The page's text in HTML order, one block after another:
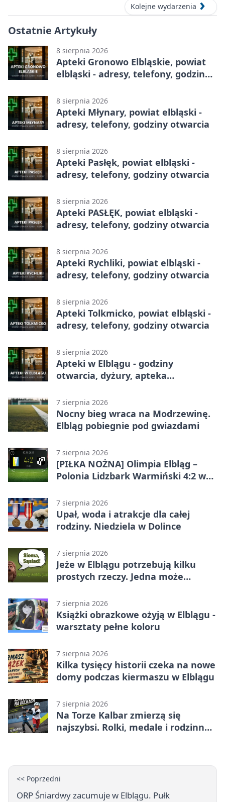
Kolejne wydarzenia
Ostatnie Artykuły
8 sierpnia 2026
Apteki Gronowo Elbląskie, powiat
elbląski - adresy, telefony, godziny
8 sierpnia 2026
Apteki Młynary, powiat elbląski -
adresy, telefony, godziny otwarcia
8 sierpnia 2026
Apteki Pasłęk, powiat elbląski -
adresy, telefony, godziny otwarcia
8 sierpnia 2026
Apteki PASŁĘK, powiat elbląski -
adresy, telefony, godziny otwarcia
8 sierpnia 2026
Apteki Rychliki, powiat elbląski -
adresy, telefony, godziny otwarcia
8 sierpnia 2026
Apteki Tolkmicko, powiat elbląski -
adresy, telefony, godziny otwarcia
8 sierpnia 2026
Apteki w Elblągu - godziny
otwarcia, dyżury, apteka
7 sierpnia 2026
Nocny bieg wraca na Modrzewinę.
Elbląg pobiegnie pod gwiazdami
7 sierpnia 2026
[PIŁKA NOŻNA] Olimpia Elbląg –
Polonia Lidzbark Warmiński 4:2 w
7 sierpnia 2026
Upał, woda i atrakcje dla całej
rodziny. Niedziela w Dolince
7 sierpnia 2026
Jeże w Elblągu potrzebują kilku
prostych rzeczy. Jedna może
7 sierpnia 2026
Książki obrazkowe ożyją w Elblągu -
warsztaty pełne koloru
7 sierpnia 2026
Kilka tysięcy historii czeka na nowe
domy podczas kiermaszu w Elblągu
7 sierpnia 2026
Na Torze Kalbar zmierzą się
najszybsi. Rolki, medale i rodzinna
<< Poprzedni
ORP Śniardwy zacumuje w Elblągu. Pułk